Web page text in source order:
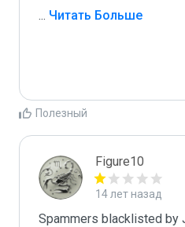
... Читать Больше
Полезный
Figure10
14 лет назад
Spammers blacklisted by